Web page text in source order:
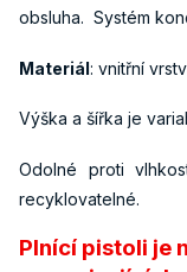
obsluha. Systém
Materiál: vnitřní
Výška a šířka je
Odolné proti
recyklovatelné.
Plnící pistoli je